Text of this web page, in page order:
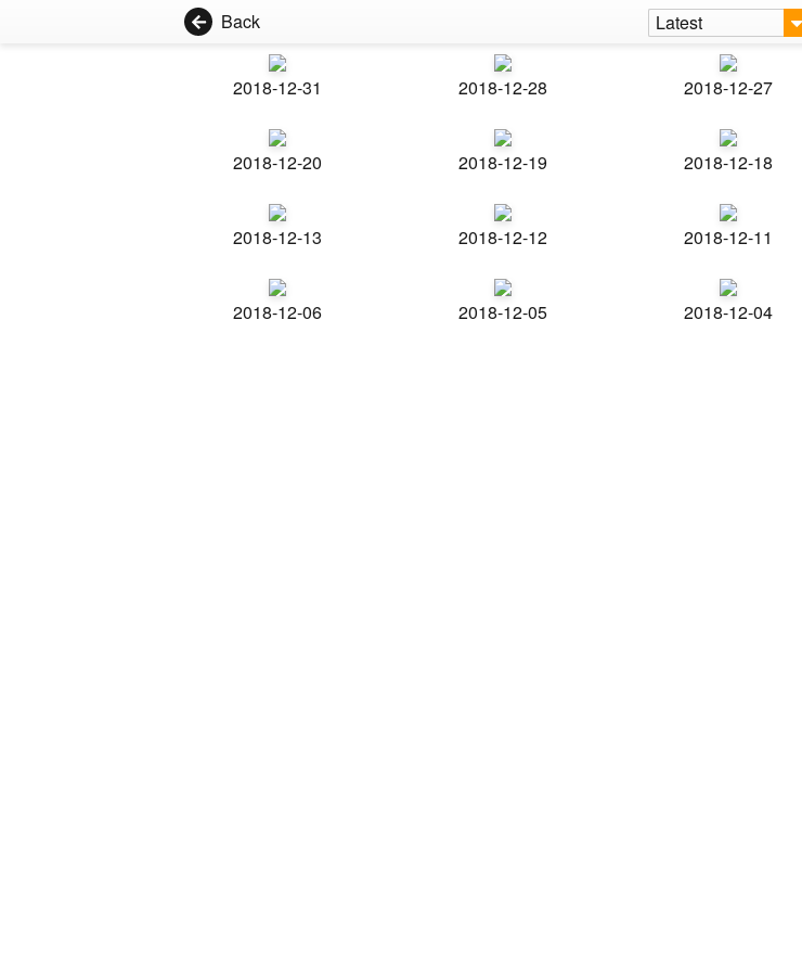
Back Latest
2018-12-31 2018-12-28 2018-12-27
2018-12-20 2018-12-19 2018-12-18
2018-12-13 2018-12-12 2018-12-11
2018-12-06 2018-12-05 2018-12-04